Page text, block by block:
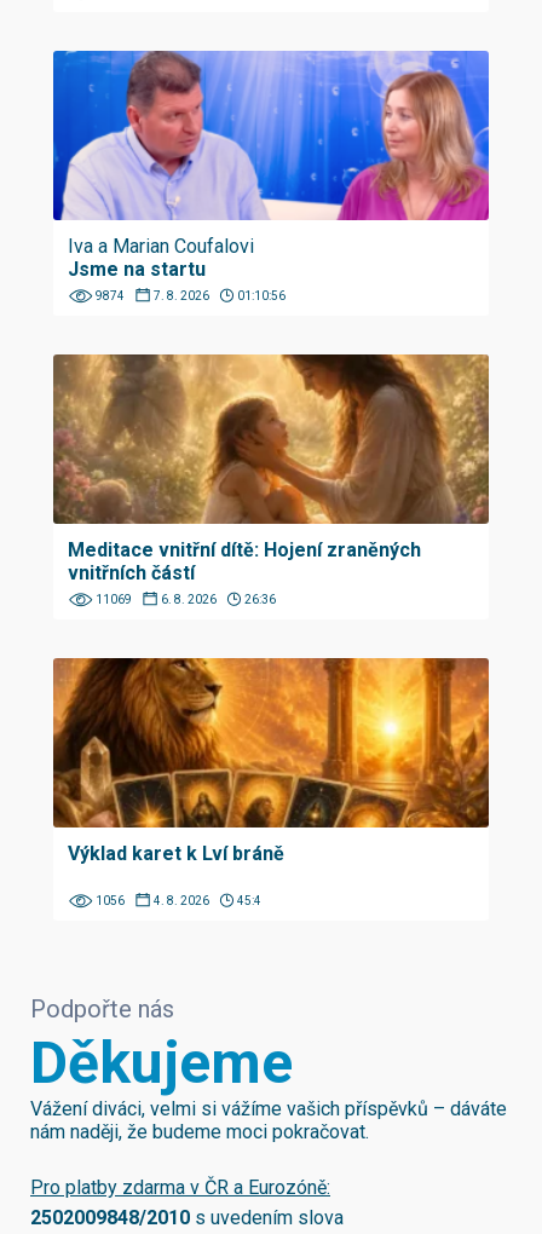
Iva a Marian Coufalovi
Jsme na startu
9874 7. 8. 2026 01:10:56
Meditace vnitřní dítě: Hojení zraněných
vnitřních částí
11069 6. 8. 2026 26:36
Výklad karet k Lví bráně
1056 4. 8. 2026 45:4
Podpořte nás
Děkujeme
Vážení diváci, velmi si vážíme vašich příspěvků – dáváte
nám naději, že budeme moci pokračovat.
Pro platby zdarma v ČR a Eurozóně:
2502009848/2010 s uvedením slova